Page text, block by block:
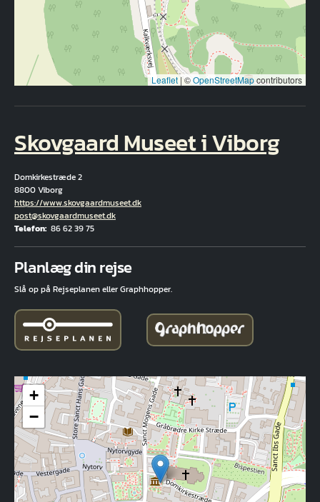
Leaflet | ©OpenStreetMapcontributors
Skovgaard Museet i Viborg
Domkirkestræde 2
8800 Viborg
Hjemmeside
https://www.skovgaardmuseet.dk
E-mail
post@skovgaardmuseet.dk
Telefon 86 62 39 75
Planlæg din rejse
Slå op på Rejseplanen eller Graphhopper.
+
−